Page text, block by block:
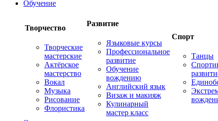
Обучение
Творчество
Творческие
мастерские
Актёрское
мастерство
Вокал
Музыка
Рисование
Флористика
Развитие
Языковые курсы
Профессиональное
развитие
Обучение
вождению
Английский язык
Визаж и макияж
Кулинарный
мастер класс
Спорт
Танцы